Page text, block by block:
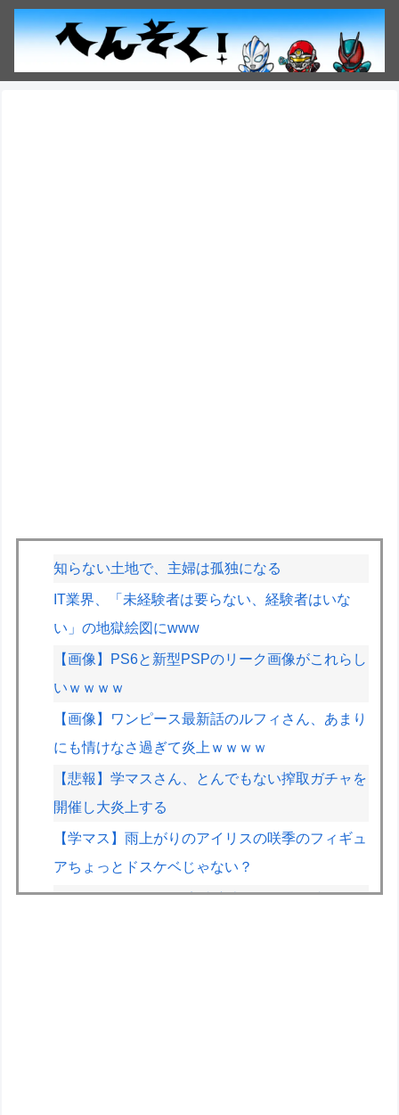
知らない土地で、主婦は孤独になる
IT業界、「未経験者は要らない、経験者はいな
い」の地獄絵図にwww
【画像】PS6と新型PSPのリーク画像がこれらし
いｗｗｗｗ
【画像】ワンピース最新話のルフィさん、あまり
にも情けなさ過ぎて炎上ｗｗｗｗ
【悲報】学マスさん、とんでもない搾取ガチャを
開催し大炎上する
【学マス】雨上がりのアイリスの咲季のフィギュ
アちょっとドスケベじゃない？
ドラクエ12を11より完成度上げるために必要な